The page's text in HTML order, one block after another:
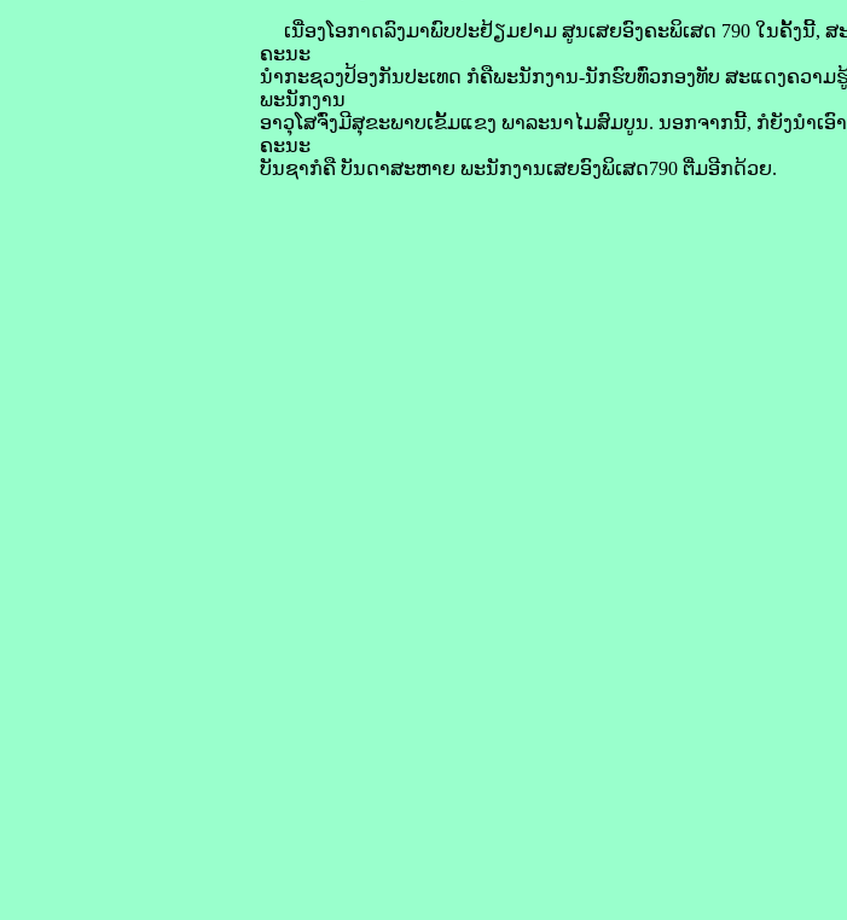
ເນື່ອງໂອກາດລົງມາພົບປະຢ້ຽມຢາມ ສູນເສຍອົງຄະພິເສດ 790 ໃນຄັ້ງນີ້,
ຄະນະ
ນຳກະຊວງປ້ອງກັນປະເທດ ກໍຄືພະນັກງານ-ນັກຮົບທົ່ວກອງທັບ ສະແດງຄວາ
ພະນັກງານ
ອາວຸໂສຈົ່ງມີສຸຂະພາບເຂັ້ມແຂງ ພາລະນາໄມສົມບູນ. ນອກຈາກນີ້, ກໍຍັງນຳ
ຄະນະ
ບັນຊາກໍຄື ບັນດາສະຫາຍ ພະນັກງານເສຍອົງພິເສດ790 ຕື່ມອີກດ້ວຍ.